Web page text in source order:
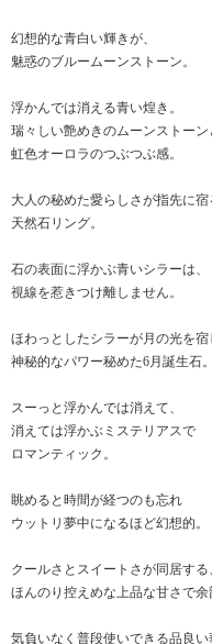
幻想的な青白い輝きが、
魅惑のブルームーンストーン。
浮かんでは消える青い煌き。
瑞々しい艶めきのムーンストーン
虹色オーロラのつぶつぶ感。
大人の秘めた愛らしさが指先に宿
天然石リング。
石の表面に浮かぶ青いシラーは、
視線を惹きつけ離しません。
ほわっとしたシラーが月の光を宿
神秘的なパワー秘めた6月誕生石。
スーっと浮かんでは消えて、
消えては浮かぶミステリアスで
ロマンティック。
眺めると時間が経つのも忘れ
ウットリ夢中になるほど幻想的。
クールさとスイートさが同居する
ほんのり控えめな上品な甘さで余
気負いなく普段使いできる品良い